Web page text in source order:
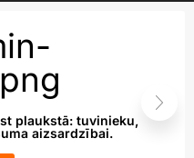
plaukstā: tuvinieku,
aizsardzībai.